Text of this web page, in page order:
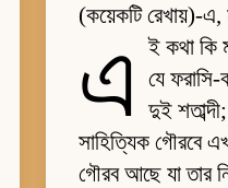
(কয়েকটি রেখায়)-
এ
ই কথা কি
যে ফরাসি-
দুই
সাহিত্যিক গৌরবে
গৌরব আছে যা তার